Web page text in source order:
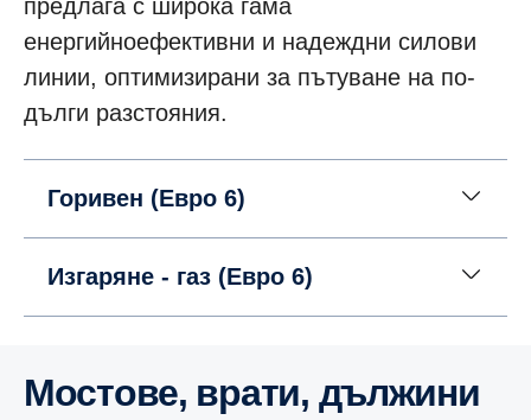
предлага с широка гама
енергийноефективни и надеждни силови
линии, оптимизирани за пътуване на по-
дълги разстояния.
Горивен (Евро 6)
Изгаряне - газ (Евро 6)
Мостове, врати, дължини